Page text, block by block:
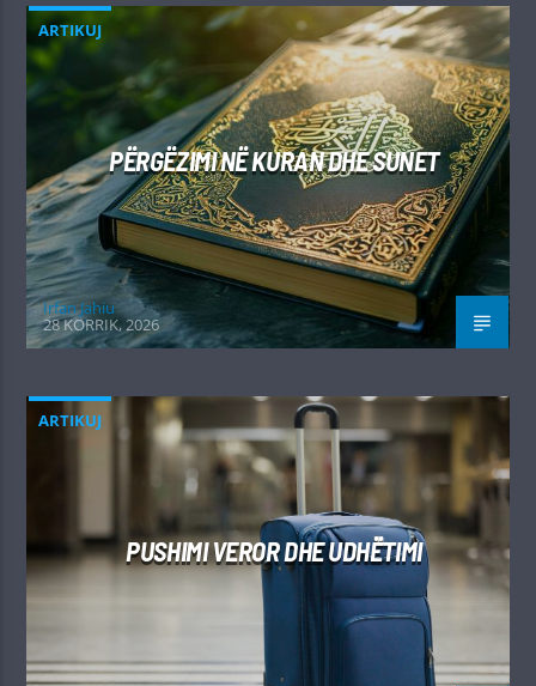
ARTIKUJ
PËRGËZIMI NË KURAN DHE SUNET
Irfan Jahiu
28 KORRIK, 2026
ARTIKUJ
PUSHIMI VEROR DHE UDHËTIMI